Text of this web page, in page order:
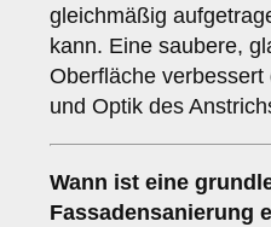
gleichmäßig
kann. Eine saubere,
Oberfläche
und Optik des
Wann ist eine
Fassadensanierung